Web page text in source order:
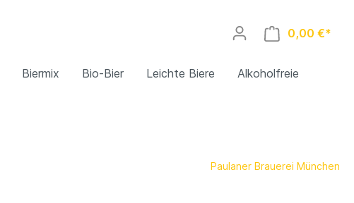
0,00 €*
Biermix Bio-Bier Leichte Biere Alkoholfreie
Paulaner Brauerei München